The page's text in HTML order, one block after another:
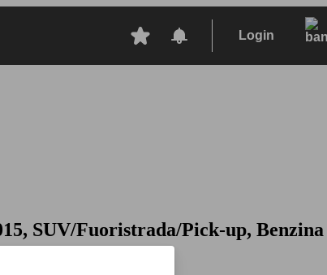
Login
SUV/Fuoristrada/Pick-up, Benzina